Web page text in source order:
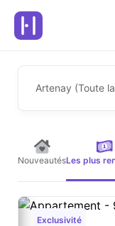
Artenay (Toute
NouveautésLes plus
Exclusivité